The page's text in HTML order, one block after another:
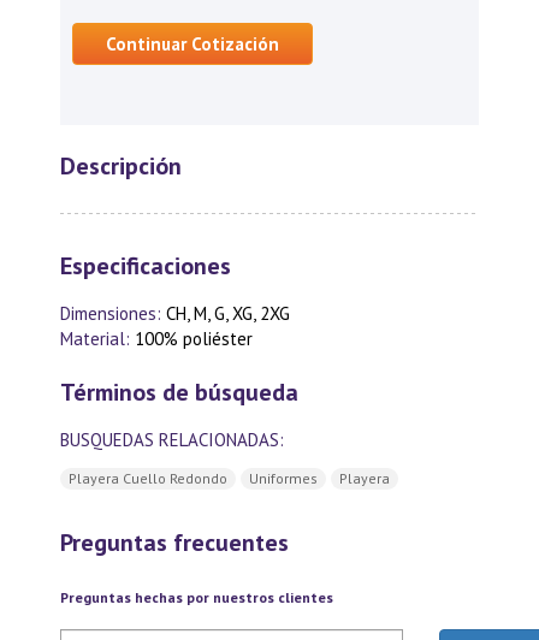
Continuar Cotización
Descripción
Especificaciones
Dimensiones: CH, M, G, XG, 2XG
Material: 100% poliéster
Términos de búsqueda
BUSQUEDAS RELACIONADAS:
Playera Cuello Redondo Uniformes Playera
Preguntas frecuentes
Preguntas hechas por nuestros clientes